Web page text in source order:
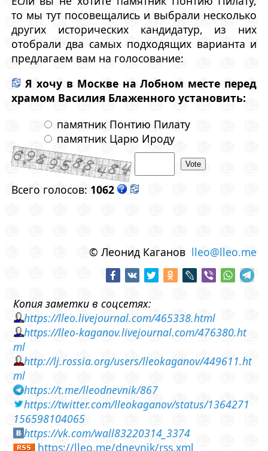
то мы тут посовещались и выбрали несколько
других исторических кандидатур, из них
отобрали два самых подходящих варианта и
предлагаем вам на голосование:
Я хочу в Москве на Лобном месте перед
храмом Василия Блаженного установить:
памятник Понтию Пилату
памятник Царю Ироду
Всего голосов: 1062
© Леонид Каганов lleo@lleo.me
Копия заметки в соцсетях:
https://lleo.livejournal.com/465338.html
https://lleo-kaganov.livejournal.com/476380.ht
ml
http://lj.rossia.org/users/lleokaganov/449611.ht
ml
https://t.me/lleodnevnik/867
https://twitter.com/lleokaganov/status/1364271
156598104065
https://vk.com/wall83220314_3374
https://lleo.me/dnevnik/rss.xml